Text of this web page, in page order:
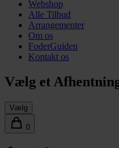
Webshop
Alle Tilbud
Arrangementer
Om os
FoderGuiden
Kontakt os
Vælg et
Vælg
0